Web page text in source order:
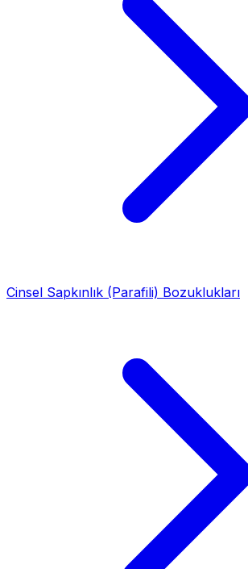
Cinsel Sapkınlık (Parafili) Bozuklukları